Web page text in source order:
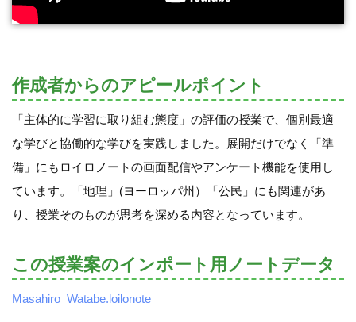
作成者からのアピールポイント
「主体的に学習に取り組む態度」の評価の授業で、個別最適
な学びと協働的な学びを実践しました。展開だけでなく「準
備」にもロイロノートの画面配信やアンケート機能を使用し
ています。「地理」(ヨーロッパ州）「公民」にも関連があ
り、授業そのものが思考を深める内容となっています。
この授業案のインポート用ノートデータ
Masahiro_Watabe.loilonote